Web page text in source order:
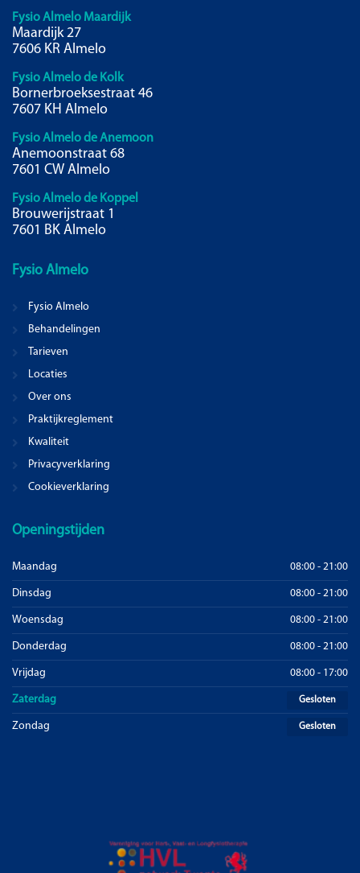
Fysio Almelo Maardijk
Maardijk 27
7606 KR Almelo
Fysio Almelo de Kolk
Bornerbroeksestraat 46
7607 KH Almelo
Fysio Almelo de Anemoon
Anemoonstraat 68
7601 CW Almelo
Fysio Almelo de Koppel
Brouwerijstraat 1
7601 BK Almelo
Fysio Almelo
Fysio Almelo
Behandelingen
Tarieven
Locaties
Over ons
Praktijkreglement
Kwaliteit
Privacyverklaring
Cookieverklaring
Openingstijden
Maandag 08:00 - 21:00
Dinsdag 08:00 - 21:00
Woensdag 08:00 - 21:00
Donderdag 08:00 - 21:00
Vrijdag 08:00 - 17:00
Zaterdag Gesloten
Zondag Gesloten